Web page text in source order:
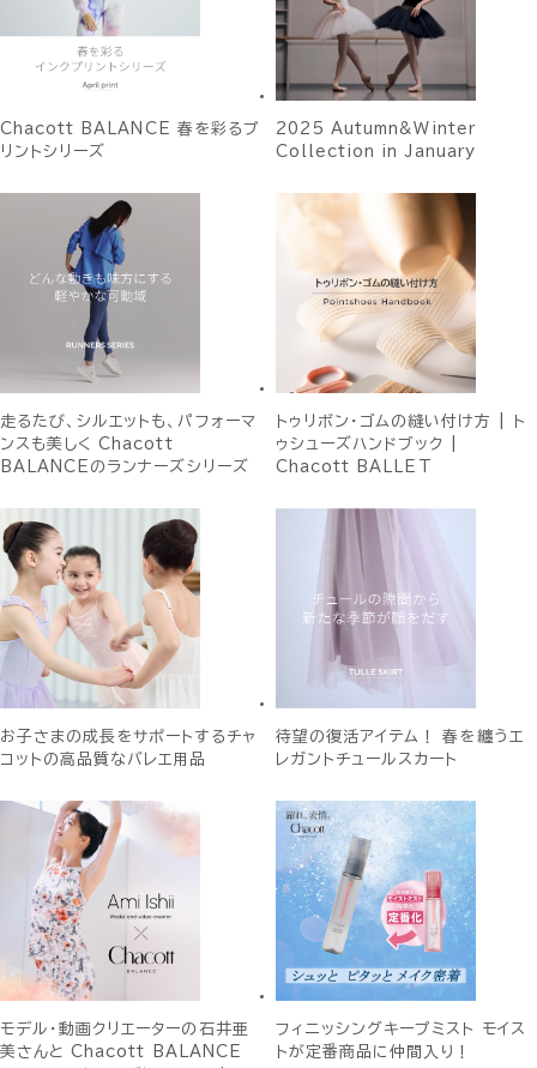
Chacott BALANCE 春を彩るプ
リントシリーズ
2025 Autumn&Winter
Collection in January
走るたび、シルエットも、パフォーマ
ンスも美しく Chacott
BALANCEのランナーズシリーズ
トゥリボン・ゴムの縫い付け方 | ト
ゥシューズハンドブック |
Chacott BALLET
お子さまの成長をサポートするチャ
コットの高品質なバレエ用品
待望の復活アイテム！ 春を纏うエ
レガントチュールスカート
モデル・動画クリエーターの石井亜
美さんと Chacott BALANCE
フィニッシングキープミスト モイス
トが定番商品に仲間入り！